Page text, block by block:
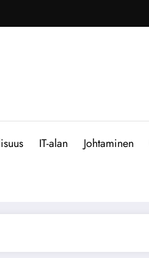
IT-alan Johtaminen